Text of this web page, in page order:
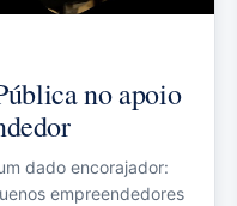
no apoio
dado encorajador:
empreendedores